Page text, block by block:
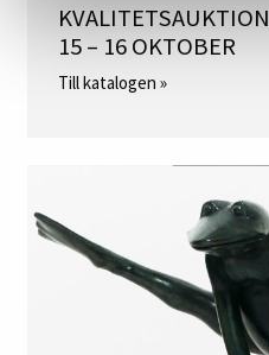
KVALITETSAUKTION
15 – 16 OKTOBER
Till katalogen »